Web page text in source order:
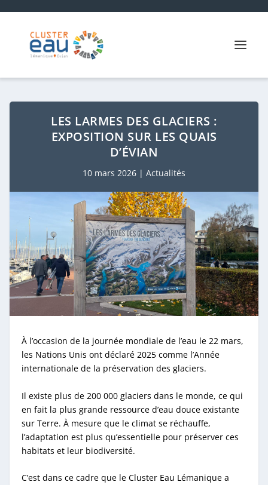
LES LARMES DES GLACIERS :
EXPOSITION SUR LES QUAIS
D’ÉVIAN
10 mars 2026 | Actualités
À l’occasion de la journée mondiale de l’eau le 22 mars,
les Nations Unis ont déclaré 2025 comme l’Année
internationale de la préservation des glaciers.
Il existe plus de 200 000 glaciers dans le monde, ce qui
en fait la plus grande ressource d’eau douce existante
sur Terre. À mesure que le climat se réchauffe,
l’adaptation est plus qu’essentielle pour préserver ces
habitats et leur biodiversité.
C’est dans ce cadre que le Cluster Eau Lémanique a